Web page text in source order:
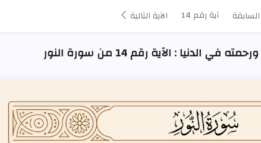
السابقة آية رقم 14 الآية التالية
الدنيا : الآية رقم 14 من سورة النور